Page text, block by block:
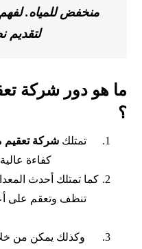
منخفض للمياه. لفهم
لتقديم
ما هو دور شركة
؟
تمتلكشركة تعقيم
كفاءة
كما تمتلك أحدث
تنظف وتعقم على
وكذلك يمكن من